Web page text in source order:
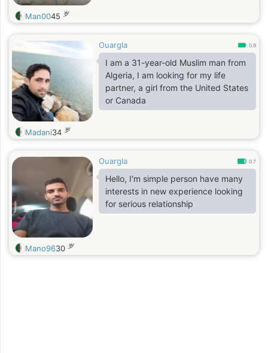
Man0045 岁
Ouargla 0.9
I am a 31-year-old Muslim man from
Algeria, I am looking for my life
partner, a girl from the United States
or Canada
Madani34 岁
Ouargla 0.7
Hello, I'm simple person have many
interests in new experience looking
for serious relationship
Mano9630 岁